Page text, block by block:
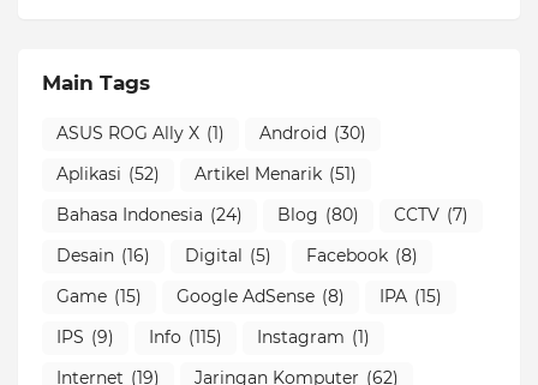
Main Tags
ASUS ROG Ally X (1) Android (30)
Aplikasi (52) Artikel Menarik (51)
Bahasa Indonesia (24) Blog (80) CCTV (7)
Desain (16) Digital (5) Facebook (8)
Game (15) Google AdSense (8) IPA (15)
IPS (9) Info (115) Instagram (1)
Internet (19) Jaringan Komputer (62)